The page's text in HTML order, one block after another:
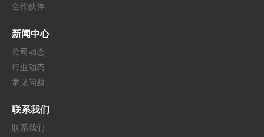
合作伙伴
新闻中心
公司动态
行业动态
常见问题
联系我们
联系我们